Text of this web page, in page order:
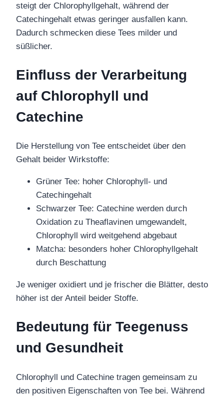
steigt der Chlorophyllgehalt, während der
Catechingehalt etwas geringer ausfallen kann.
Dadurch schmecken diese Tees milder und
süßlicher.
Einfluss der Verarbeitung
auf Chlorophyll und
Catechine
Die Herstellung von Tee entscheidet über den
Gehalt beider Wirkstoffe:
Grüner Tee: hoher Chlorophyll- und
Catechingehalt
Schwarzer Tee: Catechine werden durch
Oxidation zu Theaflavinen umgewandelt,
Chlorophyll wird weitgehend abgebaut
Matcha: besonders hoher Chlorophyllgehalt
durch Beschattung
Je weniger oxidiert und je frischer die Blätter, desto
höher ist der Anteil beider Stoffe.
Bedeutung für Teegenuss
und Gesundheit
Chlorophyll und Catechine tragen gemeinsam zu
den positiven Eigenschaften von Tee bei. Während